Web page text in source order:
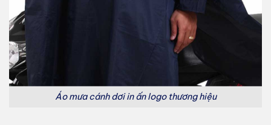
Áo mưa cánh dơi in ấn logo thương hiệu